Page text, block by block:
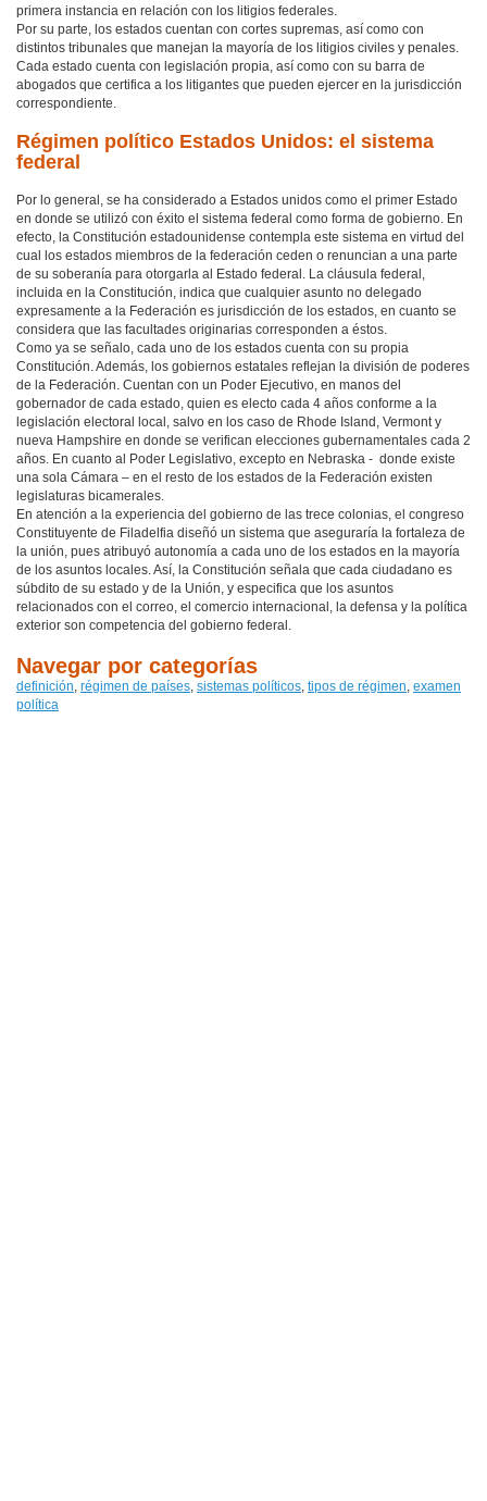
primera instancia en relación con los litigios federales.
Por su parte, los estados cuentan con cortes supremas, así como con
distintos tribunales que manejan la mayoría de los litigios civiles y penales.
Cada estado cuenta con legislación propia, así como con su barra de
abogados que certifica a los litigantes que pueden ejercer en la jurisdicción
correspondiente.
Régimen político Estados Unidos: el sistema
federal
Por lo general, se ha considerado a Estados unidos como el primer Estado
en donde se utilizó con éxito el sistema federal como forma de gobierno. En
efecto, la Constitución estadounidense contempla este sistema en virtud del
cual los estados miembros de la federación ceden o renuncian a una parte
de su soberanía para otorgarla al Estado federal. La cláusula federal,
incluida en la Constitución, indica que cualquier asunto no delegado
expresamente a la Federación es jurisdicción de los estados, en cuanto se
considera que las facultades originarias corresponden a éstos.
Como ya se señalo, cada uno de los estados cuenta con su propia
Constitución. Además, los gobiernos estatales reflejan la división de poderes
de la Federación. Cuentan con un Poder Ejecutivo, en manos del
gobernador de cada estado, quien es electo cada 4 años conforme a la
legislación electoral local, salvo en los caso de Rhode Island, Vermont y
nueva Hampshire en donde se verifican elecciones gubernamentales cada 2
años. En cuanto al Poder Legislativo, excepto en Nebraska - donde existe
una sola Cámara – en el resto de los estados de la Federación existen
legislaturas bicamerales.
En atención a la experiencia del gobierno de las trece colonias, el congreso
Constituyente de Filadelfia diseñó un sistema que aseguraría la fortaleza de
la unión, pues atribuyó autonomía a cada uno de los estados en la mayoría
de los asuntos locales. Así, la Constitución señala que cada ciudadano es
súbdito de su estado y de la Unión, y especifica que los asuntos
relacionados con el correo, el comercio internacional, la defensa y la política
exterior son competencia del gobierno federal.
Navegar por categorías
definición, régimen de países, sistemas políticos, tipos de régimen, examen
política